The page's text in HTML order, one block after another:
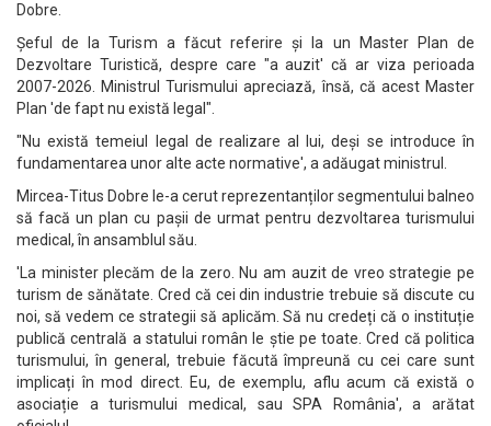
Dobre.
Șeful de la Turism a făcut referire și la un Master Plan de
Dezvoltare Turistică, despre care "a auzit' că ar viza perioada
2007-2026. Ministrul Turismului apreciază, însă, că acest Master
Plan 'de fapt nu există legal".
"Nu există temeiul legal de realizare al lui, deși se introduce în
fundamentarea unor alte acte normative', a adăugat ministrul.
Mircea-Titus Dobre le-a cerut reprezentanților segmentului balneo
să facă un plan cu pașii de urmat pentru dezvoltarea turismului
medical, în ansamblul său.
'La minister plecăm de la zero. Nu am auzit de vreo strategie pe
turism de sănătate. Cred că cei din industrie trebuie să discute cu
noi, să vedem ce strategii să aplicăm. Să nu credeți că o instituție
publică centrală a statului român le știe pe toate. Cred că politica
turismului, în general, trebuie făcută împreună cu cei care sunt
implicați în mod direct. Eu, de exemplu, aflu acum că există o
asociație a turismului medical, sau SPA România', a arătat